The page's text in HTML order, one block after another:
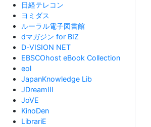
日経テレコン
ヨミダス
ルーラル電子図書館
dマガジン for BIZ
D-VISION NET
EBSCOhost eBook Collection
eol
JapanKnowledge Lib
JDreamIII
JoVE
KinoDen
LibrariE